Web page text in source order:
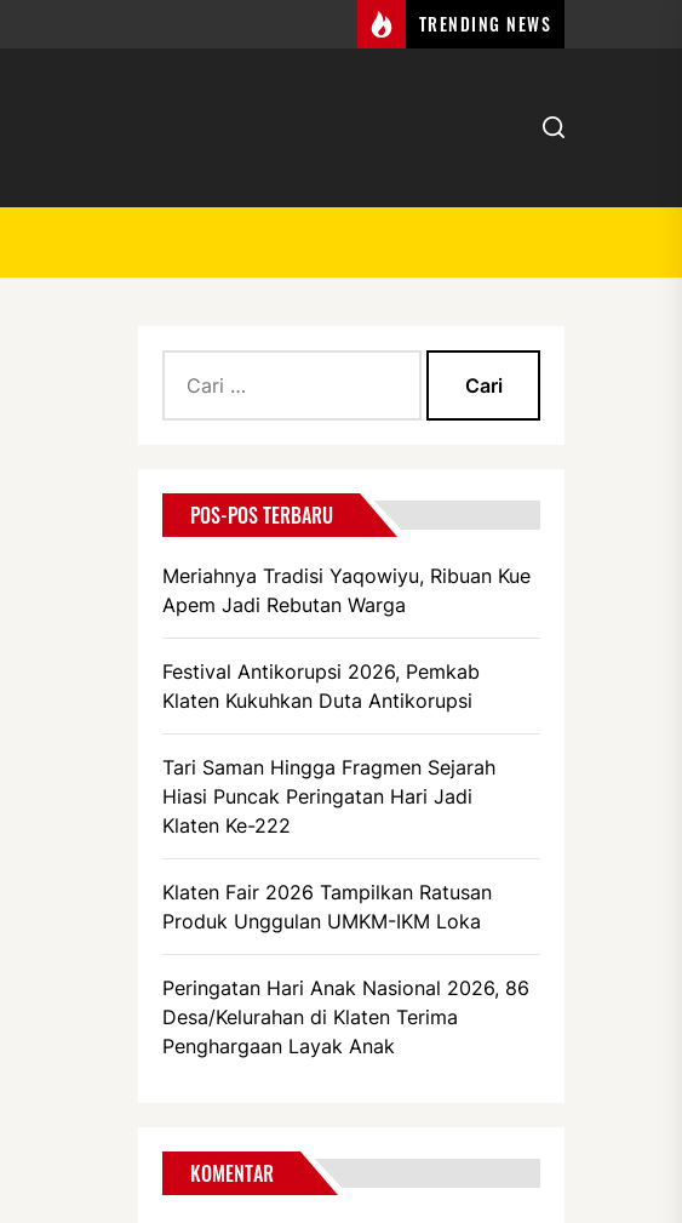
TRENDING NEWS
untuk:
POS-POS TERBARU
Meriahnya Tradisi Yaqowiyu, Ribuan Kue
Apem Jadi Rebutan Warga
Festival Antikorupsi 2026, Pemkab
Klaten Kukuhkan Duta Antikorupsi
Tari Saman Hingga Fragmen Sejarah
Hiasi Puncak Peringatan Hari Jadi
Klaten Ke-222
Klaten Fair 2026 Tampilkan Ratusan
Produk Unggulan UMKM-IKM Loka
Peringatan Hari Anak Nasional 2026, 86
Desa/Kelurahan di Klaten Terima
Penghargaan Layak Anak
KOMENTAR